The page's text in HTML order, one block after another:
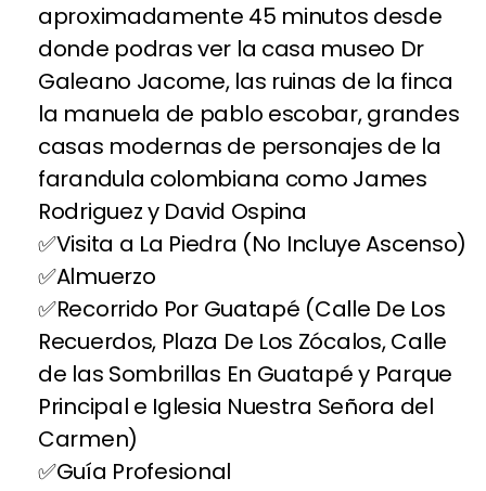
aproximadamente 45 minutos desde
donde podras ver la casa museo Dr
Galeano Jacome, las ruinas de la finca
la manuela de pablo escobar, grandes
casas modernas de personajes de la
farandula colombiana como James
Rodriguez y David Ospina
Visita a La Piedra (No Incluye Ascenso)
Almuerzo
Recorrido Por Guatapé (Calle De Los
Recuerdos, Plaza De Los Zócalos, Calle
de las Sombrillas En Guatapé y Parque
Principal e Iglesia Nuestra Señora del
Carmen)
Guía Profesional